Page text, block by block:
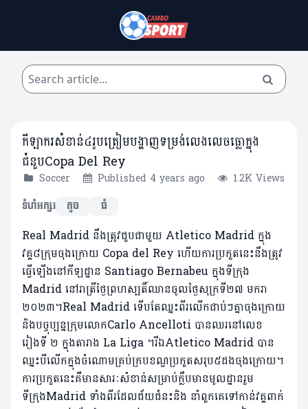
កីឡាករសំខាន់៤រូបត្រៀមបង្ហាញទម្រង់លេងលេចធ្លោក្នុង
ជំនួបCopa Del Rey
Soccer Published 4 years ago
1.2K Views
ទំហំអក្សរ
តូច ធំ
Real Madrid នឹងត្រូវជួបជាមួយ Atletico Madrid ក្នុង
វគ្គ៨ក្រុមចុងក្រោយ Copa del Rey ហើយការប្រកួតនេះនឹងត្រូវ
ធ្វើឡើងនៅកីឡដ្ឋាន Santiago Bernabeu ក្នុងទីក្រុង
Madrid នៅរាត្រីថ្ងៃព្រហស្បតិ៍ឈានចូលថ្ងៃសុក្រទី២៧ មករា
២០២៣។Real Madrid ទើបតែឈ្នះពីរលើកជាប់ៗគ្នាចុងក្រោយ
និងបច្ចុប្បន្នក្រុមលោកCarlo Ancelloti បានឈរនៅលេខ
រៀងទី ២ ក្នុងតារាង La Liga ។រីឯAtletico Madrid បាន
ឈ្នះបីលើកក្នុងចំណោមគ្រប់ក្របខណ្ឌប្រកួតសរុប៥ដងចុងក្រោយ។
ការប្រកួតនេះគឺមានសារៈសំខាន់សម្រាប់ក្លឹបមានមូលដ្ឋានរួម
ទីក្រុងMadrid ទាំងពីរដែលជ័យជំនះនិង នាំពួកគេទៅកាន់វគ្គពាក់